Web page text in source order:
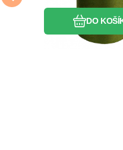
DO